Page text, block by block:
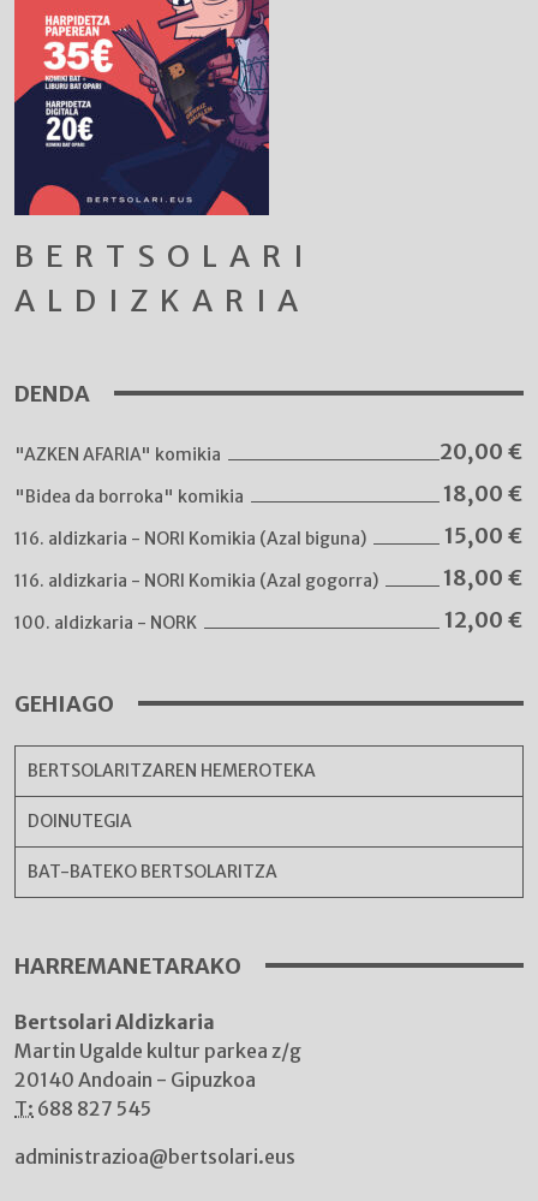
BERTSOLARI
ALDIZKARIA
DENDA
"AZKEN AFARIA" komikia 20,00 €
"Bidea da borroka" komikia 18,00 €
116. aldizkaria - NORI Komikia (Azal biguna) 15,00 €
116. aldizkaria - NORI Komikia (Azal gogorra) 18,00 €
100. aldizkaria - NORK 12,00 €
GEHIAGO
BERTSOLARITZAREN HEMEROTEKA
DOINUTEGIA
BAT-BATEKO BERTSOLARITZA
HARREMANETARAKO
Bertsolari Aldizkaria
Martin Ugalde kultur parkea z/g
20140 Andoain - Gipuzkoa
T: 688 827 545
administrazioa@bertsolari.eus